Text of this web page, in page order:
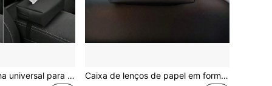
Porta-papel-toalha universal para carro com revestimento em couro PU, bolsa tipo gaveta, protetor solar removível e compartimento para apoio de braço (papel-toalha não incluído). Caixa de lenços de papel em formato de coração para carro, suporte para viseira, acessório criativo de decoração para interior de carro para mulheres